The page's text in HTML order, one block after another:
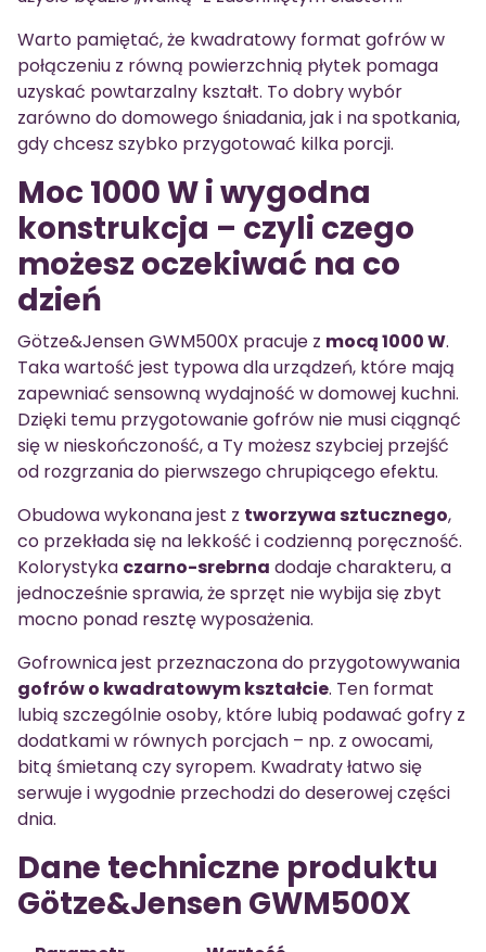
Warto pamiętać, że kwadratowy format gofrów w
połączeniu z równą powierzchnią płytek pomaga
uzyskać powtarzalny kształt. To dobry wybór
zarówno do domowego śniadania, jak i na spotkania,
gdy chcesz szybko przygotować kilka porcji.
Moc 1000 W i wygodna
konstrukcja – czyli czego
możesz oczekiwać na co
dzień
Götze&Jensen GWM500X pracuje z mocą 1000 W.
Taka wartość jest typowa dla urządzeń, które mają
zapewniać sensowną wydajność w domowej kuchni.
Dzięki temu przygotowanie gofrów nie musi ciągnąć
się w nieskończoność, a Ty możesz szybciej przejść
od rozgrzania do pierwszego chrupiącego efektu.
Obudowa wykonana jest z tworzywa sztucznego,
co przekłada się na lekkość i codzienną poręczność.
Kolorystyka czarno-srebrna dodaje charakteru, a
jednocześnie sprawia, że sprzęt nie wybija się zbyt
mocno ponad resztę wyposażenia.
Gofrownica jest przeznaczona do przygotowywania
gofrów o kwadratowym kształcie. Ten format
lubią szczególnie osoby, które lubią podawać gofry z
dodatkami w równych porcjach – np. z owocami,
bitą śmietaną czy syropem. Kwadraty łatwo się
serwuje i wygodnie przechodzi do deserowej części
dnia.
Dane techniczne produktu
Götze&Jensen GWM500X